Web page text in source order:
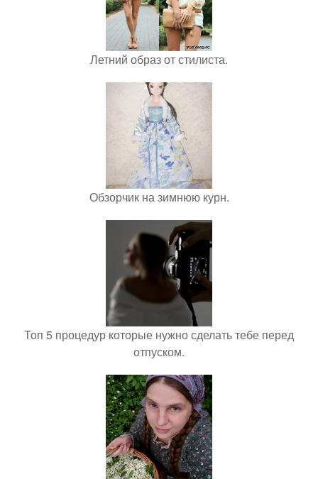
Летний образ от стилиста.
Обзорчик на зимнюю курн.
Топ 5 процедур которые нужно сделать тебе перед
отпуском.